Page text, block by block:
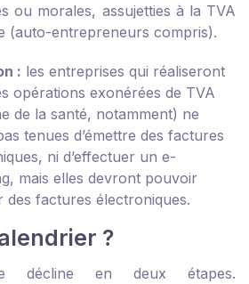
ou morales, assujetties à la TVA
(auto-entrepreneurs compris).
: les entreprises qui réaliseront
opérations exonérées de TVA
de la santé, notamment) ne
tenues d’émettre des factures
ni d’effectuer un e-
mais elles devront pouvoir
des factures électroniques.
?
décline en deux étapes.